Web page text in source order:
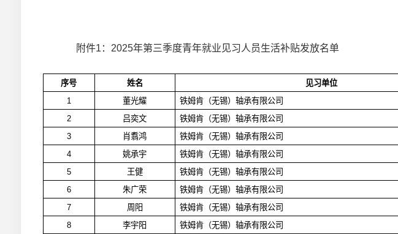
附件1 ： 2025年第三季度青年就业见习人员生活补贴发放名单
序号 姓名 见习单位
1
董光耀 铁姆肯（无锡）轴承有限公司
2
吕奕文 铁姆肯（无锡）轴承有限公司
3
肖翥鸿 铁姆肯（无锡）轴承有限公司
4
姚承宇 铁姆肯（无锡）轴承有限公司
5
王健 铁姆肯（无锡）轴承有限公司
6
朱广荣 铁姆肯（无锡）轴承有限公司
7
周阳 铁姆肯（无锡）轴承有限公司
8
李宇阳 铁姆肯（无锡）轴承有限公司